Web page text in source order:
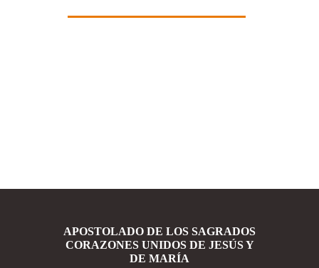
APOSTOLADO DE LOS SAGRADOS
CORAZONES UNIDOS DE JESÚS Y
DE MARÍA